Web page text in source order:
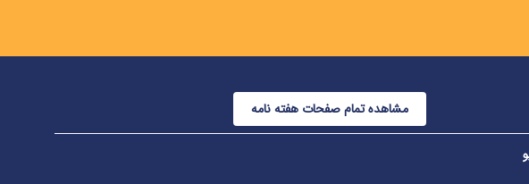
مشاهده تمام صفحات هفته نامه